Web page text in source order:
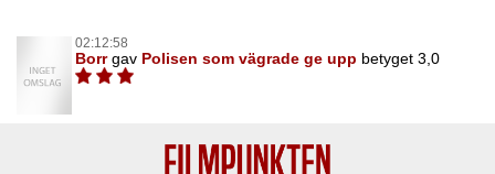
02:12:58
Borrgav Polisen som vägrade ge upp betyget 3,0